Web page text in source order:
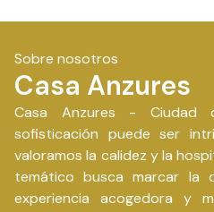
Sobre nosotros
Casa Anzures
Casa Anzures - Ciudad
sofisticación puede ser
valoramos la calidez y la
temático busca marcar la
experiencia acogedora y